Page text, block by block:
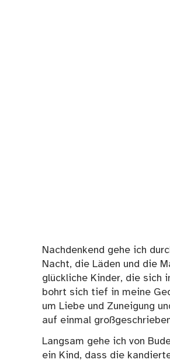
Nachdenkend gehe ich
Nacht, die Läden und die
glückliche Kinder, die sich
bohrt sich tief in meine
um Liebe und Zuneigung
auf einmal
Langsam gehe ich von
ein Kind, dass die